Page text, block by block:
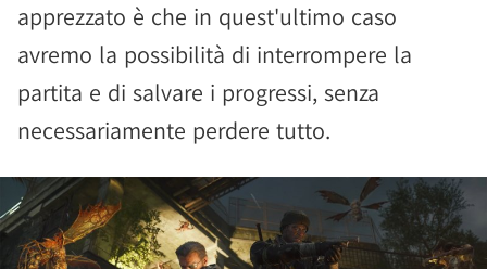
apprezzato è che in quest'ultimo caso
avremo la possibilità di interrompere la
partita e di salvare i progressi, senza
necessariamente perdere tutto.